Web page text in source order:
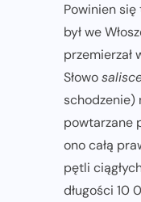
Powinien
był we
przemierzał
Słowo
schodzenie)
powtarzane
ono całą
pętli
długości 10